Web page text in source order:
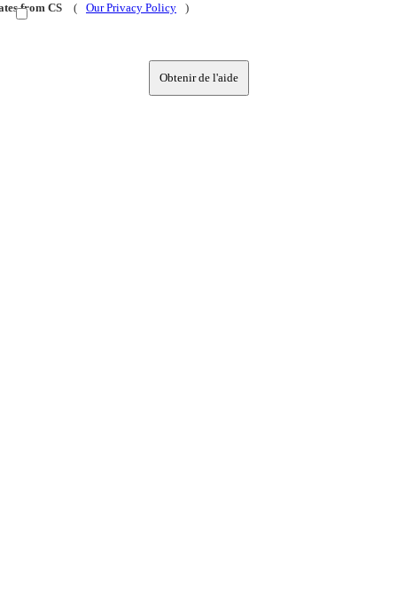
from CS ( Our Privacy Policy )
Obtenir de l'aide